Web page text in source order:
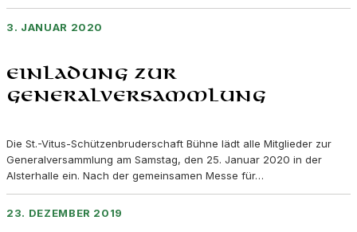
3. JANUAR 2020
Einladung zur
Generalversammlung
Die St.-Vitus-Schützenbruderschaft Bühne lädt alle Mitglieder zur
Generalversammlung am Samstag, den 25. Januar 2020 in der
Alsterhalle ein. Nach der gemeinsamen Messe für…
23. DEZEMBER 2019